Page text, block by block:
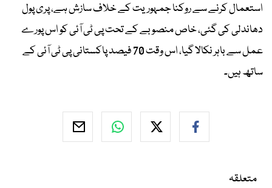
استعمال کرنے سے روکنا جمہوریت کے خلاف سازش ہے، پری پول
دھاندلی کی گئی، خاص منصوبے کے تحت پی ٹی آئی کو اس پورے
عمل سے باہر نکالا گیا، اس وقت 70 فیصد پاکستانی پی ٹی آئی کے
ساتھ ہیں۔
متعلقہ